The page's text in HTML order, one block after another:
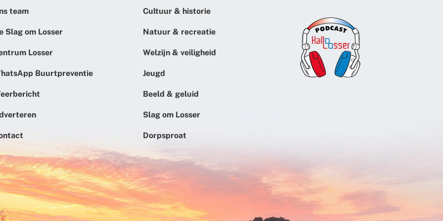
team
Slag om Losser
Losser
Buurtpreventie
Cultuur & historie
Natuur & recreatie
Welzijn & veiligheid
Jeugd
Beeld & geluid
Slag om Losser
Dorpsproat